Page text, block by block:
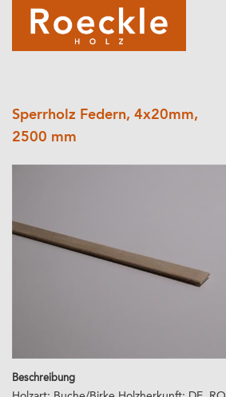
Sperrholz Federn, 4x20mm,
2500 mm
Beschreibung